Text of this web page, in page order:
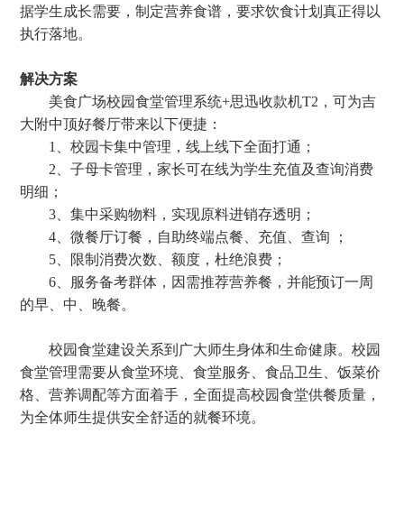
据学生成长需要，制定营养食谱，要求饮食计划真正得以
执行落地。
解决方案
美食广场校园食堂管理系统+思迅收款机T2，可为吉
大附中顶好餐厅带来以下便捷：
1、校园卡集中管理，线上线下全面打通；
2、子母卡管理，家长可在线为学生充值及查询消费
明细；
3、集中采购物料，实现原料进销存透明；
4、微餐厅订餐，自助终端点餐、充值、查询 ；
5、限制消费次数、额度，杜绝浪费；
6、服务备考群体，因需推荐营养餐，并能预订一周
的早、中、晚餐。
校园食堂建设关系到广大师生身体和生命健康。校园
食堂管理需要从食堂环境、食堂服务、食品卫生、饭菜价
格、营养调配等方面着手，全面提高校园食堂供餐质量，
为全体师生提供安全舒适的就餐环境。